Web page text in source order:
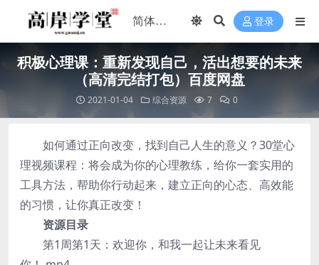
登录
积极心理课：重新发现自己，活出想要的未来
（高清完结打包）百度网盘
2021-01-04 综合资源 7 0
如何通过正向改变，找到自己人生的意义？30堂心
理视频课程：将会成为你的心理教练，给你一套实用的
工具方法，帮助你行动起来，建立正向的心态、高效能
的习惯，让你真正改变！
资源目录
第1周第1天：欢迎你，和我一起让未来看见